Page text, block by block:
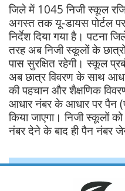
जिले में 1045 निजी स्कूल
अगस्त तक यू-डायस पोर्टल
निर्देश दिया गया है। पटना
तरह अब निजी स्कूलों के
पास सुरक्षित रहेगी। स्कूल
अब छात्र विवरण के साथ
की पहचान और शैक्षणिक
आधार नंबर के आधार पर पैन
किया जाएगा। निजी स्कूलों
नंबर देने के बाद ही पैन नंबर